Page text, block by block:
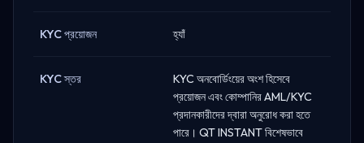
KYC প্রয়োজন হ্যাঁ
KYC স্তর
KYC অনবোর্ডিংয়ের অংশ হিসেবে
প্রয়োজন এবং কোম্পানির AML/KYC
প্রদানকারীদের দ্বারা অনুরোধ করা হতে
পারে। QT INSTANT বিশেষভাবে